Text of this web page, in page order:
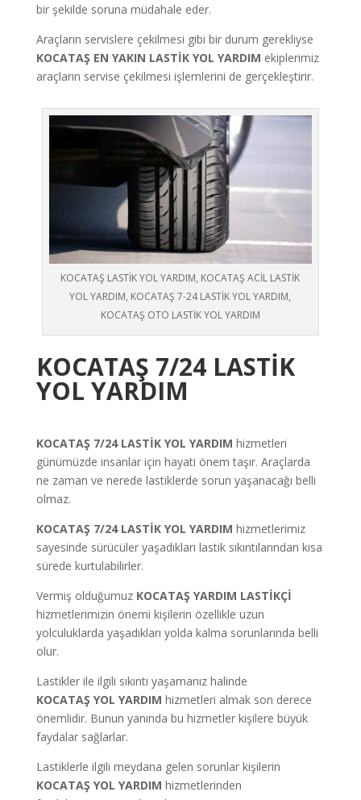
bir şekilde soruna müdahale eder.
Araçların servislere çekilmesi gibi bir durum gerekliyse
KOCATAŞ EN YAKIN LASTİK YOL YARDIM ekiplerimiz
araçların servise çekilmesi işlemlerini de gerçekleştirir.
KOCATAŞ LASTİK YOL YARDIM, KOCATAŞ ACİL LASTİK
YOL YARDIM, KOCATAŞ 7-24 LASTİK YOL YARDIM,
KOCATAŞ OTO LASTİK YOL YARDIM
KOCATAŞ 7/24 LASTİK
YOL YARDIM
KOCATAŞ 7/24 LASTİK YOL YARDIM hizmetleri
günümüzde insanlar için hayati önem taşır. Araçlarda
ne zaman ve nerede lastiklerde sorun yaşanacağı belli
olmaz.
KOCATAŞ 7/24 LASTİK YOL YARDIM hizmetlerimiz
sayesinde sürücüler yaşadıkları lastik sıkıntılarından kısa
sürede kurtulabilirler.
Vermiş olduğumuz KOCATAŞ YARDIM LASTİKÇİ
hizmetlerimizin önemi kişilerin özellikle uzun
yolculuklarda yaşadıkları yolda kalma sorunlarında belli
olur.
Lastikler ile ilgili sıkıntı yaşamanız halinde
KOCATAŞ YOL YARDIM hizmetleri almak son derece
önemlidir. Bunun yanında bu hizmetler kişilere büyük
faydalar sağlarlar.
Lastiklerle ilgili meydana gelen sorunlar kişilerin
KOCATAŞ YOL YARDIM hizmetlerinden